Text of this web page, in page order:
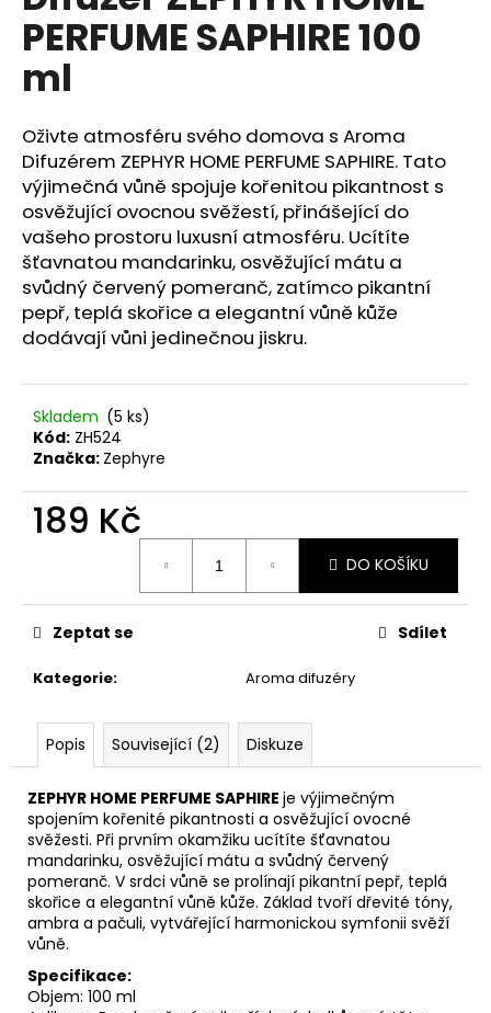
0,0
5
hvězdiček.
PERFUME SAPHIRE 100
ml
Oživte atmosféru svého domova s Aroma
Difuzérem ZEPHYR HOME PERFUME SAPHIRE. Tato
výjimečná vůně spojuje kořenitou pikantnost s
osvěžující ovocnou svěžestí, přinášející do
vašeho prostoru luxusní atmosféru. Ucítíte
šťavnatou mandarinku, osvěžující mátu a
svůdný červený pomeranč, zatímco pikantní
pepř, teplá skořice a elegantní vůně kůže
dodávají vůni jedinečnou jiskru.
Skladem (5 ks)
Kód: ZH524
Značka: Zephyre
189 Kč
DO KOŠÍKU
Kategorie: Aroma difuzéry
Zeptat se Sdílet
Popis Související (2) Diskuze
ZEPHYR HOME PERFUME SAPHIRE je výjimečným
spojením kořenité pikantnosti a osvěžující ovocné
svěžesti. Při prvním okamžiku ucítíte šťavnatou
mandarinku, osvěžující mátu a svůdný červený
pomeranč. V srdci vůně se prolínají pikantní pepř, teplá
skořice a elegantní vůně kůže. Základ tvoří dřevité tóny,
ambra a pačuli, vytvářející harmonickou symfonii svěží
vůně.
Specifikace:
Objem: 100 ml
a
j
í
?
HLEDAT
D
o
u
č
u
e
LÁHEV
PITÍ
SKLENĚNÁ
OCHRANNÉM
POUZDRU
1000ML
219
Kč